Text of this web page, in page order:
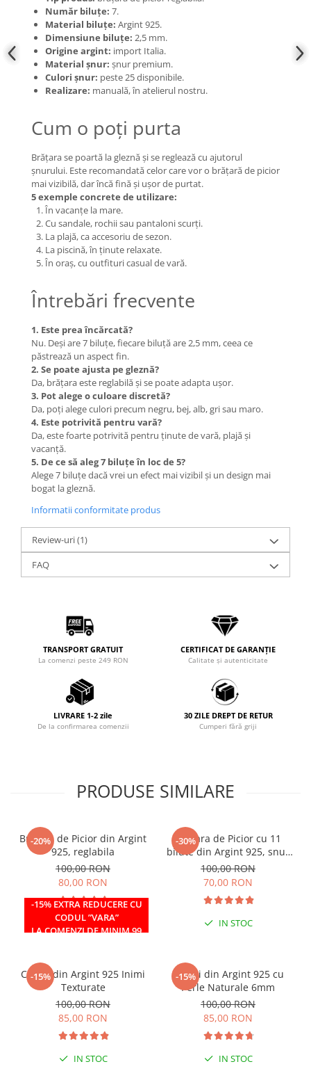
Număr biluțe: 7.
Material biluțe: Argint 925.
Dimensiune biluțe: 2,5 mm.
Origine argint: import Italia.
Material șnur: șnur premium.
Culori șnur: peste 25 disponibile.
Realizare: manuală, în atelierul nostru.
Cum o poți purta
Brățara se poartă la gleznă și se reglează cu ajutorul
șnurului. Este recomandată celor care vor o brățară de picior
mai vizibilă, dar încă fină și ușor de purtat.
5 exemple concrete de utilizare:
În vacanțe la mare.
Cu sandale, rochii sau pantaloni scurți.
La plajă, ca accesoriu de sezon.
La piscină, în ținute relaxate.
În oraș, cu outfituri casual de vară.
Întrebări frecvente
1. Este prea încărcată?
Nu. Deși are 7 biluțe, fiecare biluță are 2,5 mm, ceea ce
păstrează un aspect fin.
2. Se poate ajusta pe gleznă?
Da, brățara este reglabilă și se poate adapta ușor.
3. Pot alege o culoare discretă?
Da, poți alege culori precum negru, bej, alb, gri sau maro.
4. Este potrivită pentru vară?
Da, este foarte potrivită pentru ținute de vară, plajă și
vacanță.
5. De ce să aleg 7 biluțe în loc de 5?
Alege 7 biluțe dacă vrei un efect mai vizibil și un design mai
bogat la gleznă.
Informatii conformitate produs
Review-uri(1)
FAQ
TRANSPORT GRATUIT
La comenzi peste 249 RON
CERTIFICAT DE GARANȚIE
Calitate și autenticitate
LIVRARE 1-2 zile
De la confirmarea comenzii
30 ZILE DREPT DE RETUR
Cumperi fără griji
PRODUSE SIMILARE
-20%
-15% EXTRA REDUCERE CU
CODUL ”VARA”
LA COMENZI DE MINIM 99
Bratara de Picior din Argint
925, reglabila
100,00 RON
80,00 RON
IN STOC
-30%
Bratara de Picior cu 11
bilute din Argint 925, snur
reglabil
100,00 RON
70,00 RON
IN STOC
-15%
Cercei din Argint 925 Inimi
Texturate
100,00 RON
85,00 RON
IN STOC
-15%
Cercei din Argint 925 cu
Perle Naturale 6mm
100,00 RON
85,00 RON
IN STOC